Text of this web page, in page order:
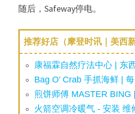
随后，Safeway停电。
推荐好店（摩登时讯｜美西
康福霖自然疗法中心 | 东
Bag O’ Crab 手抓海鲜 |
煎饼师傅 MASTER BING
火箭空调冷暖气 - 安装 维